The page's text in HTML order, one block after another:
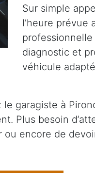
Sur simple
l’heure prévue
diagnostic et
véhicule
garagiste à
Plus besoin
ou encore de